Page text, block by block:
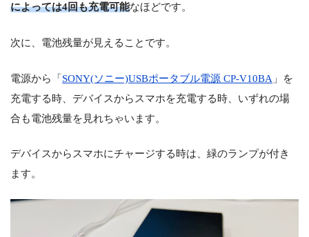
によっては4回も充電可能なほどです。
次に、電池残量が見えることです。
電源から「SONY(ソニー)USBポータブル電源 CP-V10BA 」を
充電する時、デバイスからスマホを充電する時、いずれの場
合も電池残量を見れちゃいます。
デバイスからスマホにチャージする時は、緑のランプが付き
ます。